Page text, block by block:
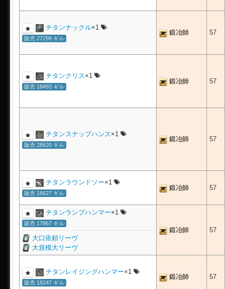
チタンナックル×1
販売 27299 ギル
鍛冶師 57
チタンクリス×1
販売 18493 ギル
鍛冶師 57
チタンスナップハンス×1
販売 28620 ギル
鍛冶師 57
チタンラウンドソー×1
販売 18627 ギル
鍛冶師 57
チタンランプハンマー×1
販売 17867 ギル
大口依頼リーヴ
大規模大リーヴ
鍛冶師 57
チタンレイジングハンマー×1
販売 18247 ギル
鍛冶師 57